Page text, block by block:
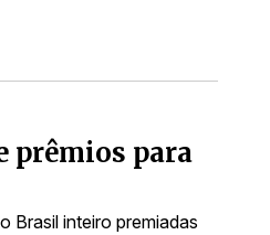
prêmios para
Brasil inteiro premiadas